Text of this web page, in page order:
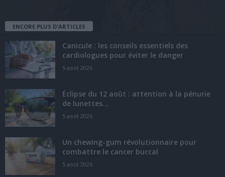
ENCORE PLUS D'ARTICLES
Canicule : les conseils essentiels des
cardiologues pour éviter le danger
5 août 2026
Éclipse du 12 août : attention à la pénurie
de lunettes...
5 août 2026
Un chewing-gum révolutionnaire pour
combattre le cancer buccal
5 août 2026